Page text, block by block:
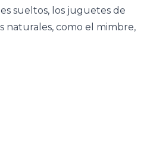
sueltos, los juguetes de
naturales, como el mimbre,